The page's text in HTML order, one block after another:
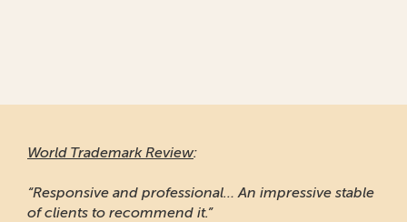
World Trademark Review:
“Responsive and professional… An impressive stable
of clients to recommend it.”